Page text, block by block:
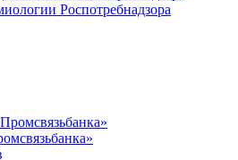
Роспотребнадзора